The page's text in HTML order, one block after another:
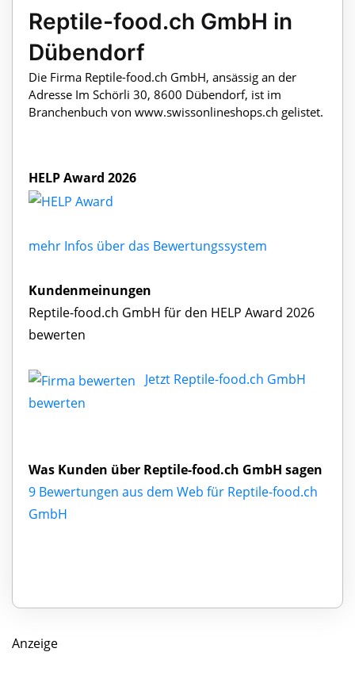
Reptile-food.ch GmbH in
Dübendorf
Die Firma Reptile-food.ch GmbH, ansässig an der
Adresse Im Schörli 30, 8600 Dübendorf, ist im
Branchenbuch von www.swissonlineshops.ch gelistet.
HELP Award 2026
mehr Infos über das Bewertungssystem
Kundenmeinungen
Reptile-food.ch GmbH für den HELP Award 2026
bewerten
Jetzt Reptile-food.ch GmbH
bewerten
Was Kunden über Reptile-food.ch GmbH sagen
9 Bewertungen aus dem Web für Reptile-food.ch
GmbH
Anzeige